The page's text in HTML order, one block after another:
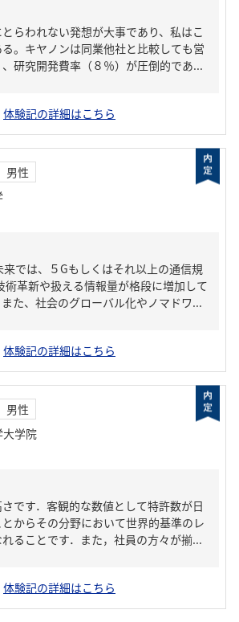
らわれない発想が大事であり、私はこ
。キヤノンは同業他社と比較しても営
研究開発費率（８％）が圧倒的であ...
体験記の詳細はこちら
男性
では、５Gもしくはそれ以上の通信規
術革新や扱える情報量が格段に増加して
た、社会のグローバル化やノマドワ...
体験記の詳細はこちら
男性
学院
です．客観的な数値として特許数が日
からその分野において世界的基準のレ
ることです．また，社員の方々が揃...
体験記の詳細はこちら